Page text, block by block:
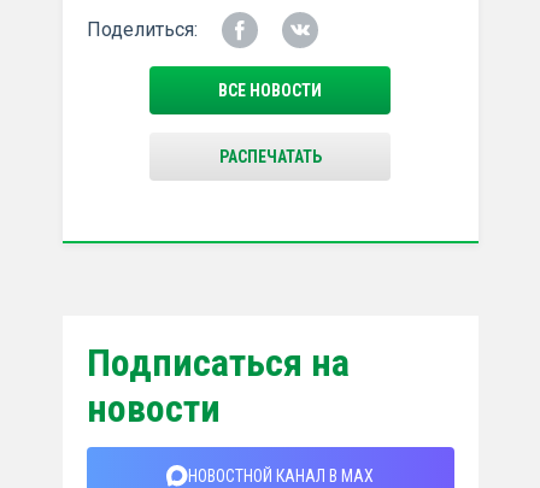
Поделиться:
ВСЕ НОВОСТИ
РАСПЕЧАТАТЬ
Подписаться на
новости
НОВОСТНОЙ КАНАЛ В MAX